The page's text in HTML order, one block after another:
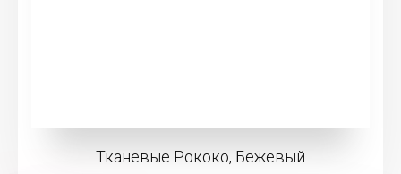
Тканевые Рококо, Бежевый